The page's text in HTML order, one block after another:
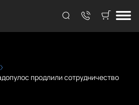
продлили сотрудничество